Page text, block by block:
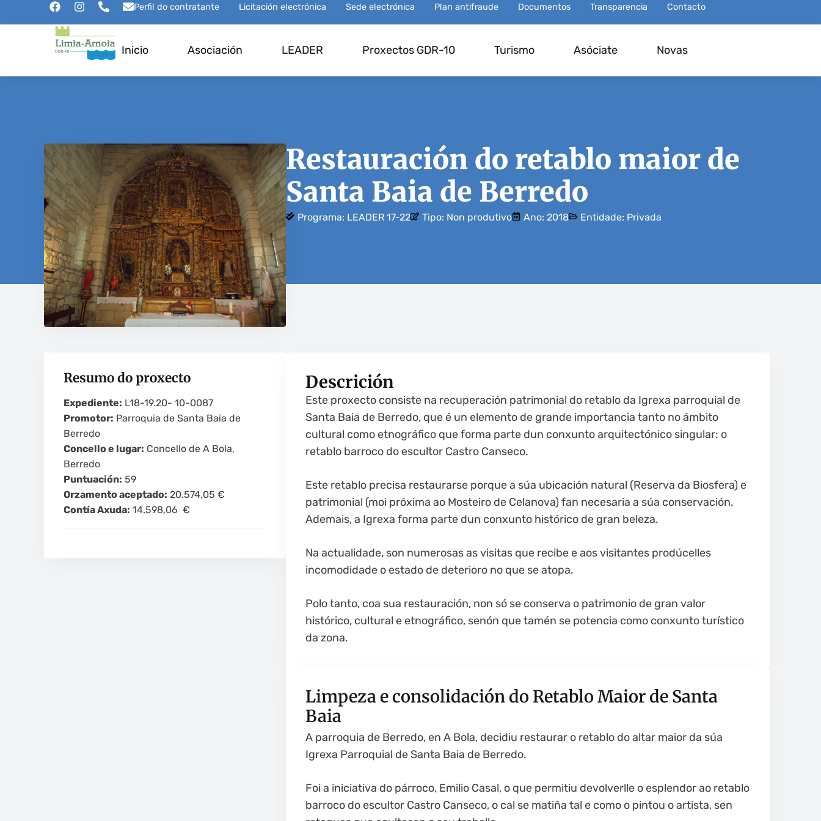
Perfil do contratante Licitación electrónica Sede electrónica Plan antifraude Documentos Transparencia Contacto
Inicio Asociación LEADER Proxectos GDR-10 Turismo Asóciate Novas
Restauración do retablo maior de
Santa Baia de Berredo
Programa: LEADER 17-22 Tipo: Non produtivo Ano: 2018 Entidade: Privada
Resumo do proxecto
Expediente: L18-19.20- 10-0087
Promotor: Parroquia de Santa Baia de
Berredo
Concello e lugar: Concello de A Bola,
Berredo
Puntuación: 59
Orzamento aceptado: 20.574,05 €
Contía Axuda: 14.598,06 €
Descrición
Este proxecto consiste na recuperación patrimonial do retablo da Igrexa parroquial de
Santa Baia de Berredo, que é un elemento de grande importancia tanto no ámbito
cultural como etnográfico que forma parte dun conxunto arquitectónico singular: o
retablo barroco do escultor Castro Canseco.
Este retablo precisa restaurarse porque a súa ubicación natural (Reserva da Biosfera) e
patrimonial (moi próxima ao Mosteiro de Celanova) fan necesaria a súa conservación.
Ademais, a Igrexa forma parte dun conxunto histórico de gran beleza.
Na actualidade, son numerosas as visitas que recibe e aos visitantes prodúcelles
incomodidade o estado de deterioro no que se atopa.
Polo tanto, coa sua restauración, non só se conserva o patrimonio de gran valor
histórico, cultural e etnográfico, senón que tamén se potencia como conxunto turístico
da zona.
Limpeza e consolidación do Retablo Maior de Santa
Baia
A parroquia de Berredo, en A Bola, decidiu restaurar o retablo do altar maior da súa
Igrexa Parroquial de Santa Baia de Berredo.
Foi a iniciativa do párroco, Emilio Casal, o que permitiu devolverlle o esplendor ao retablo
barroco do escultor Castro Canseco, o cal se matiña tal e como o pintou o artista, sen